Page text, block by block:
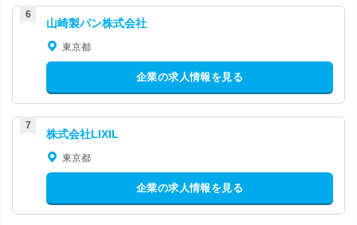
山崎製パン株式会社
東京都
企業の求人情報を見る
株式会社LIXIL
東京都
企業の求人情報を見る